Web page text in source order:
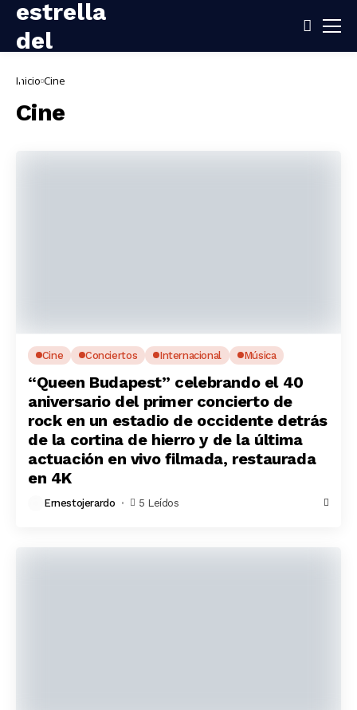
Inicio Cine
Cine
Cine Conciertos Internacional Música
“Queen Budapest” celebrando el 40
aniversario del primer concierto de
rock en un estadio de occidente detrás
de la cortina de hierro y de la última
actuación en vivo filmada, restaurada
en 4K
Ernestojerardo 5 Leídos